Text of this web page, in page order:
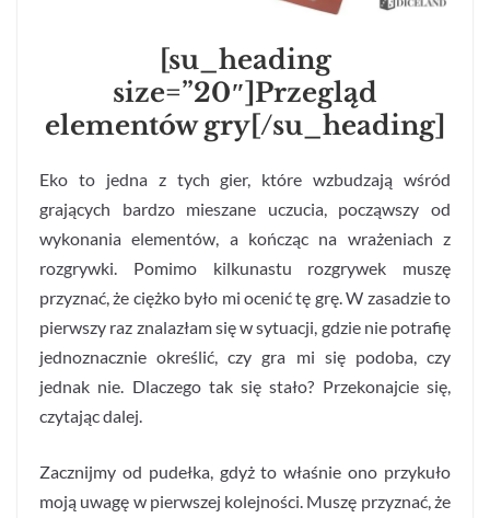
[su_heading
size=”20″]Przegląd
elementów gry[/su_heading]
Eko to jedna z tych gier, które wzbudzają wśród
grających bardzo mieszane uczucia, począwszy od
wykonania elementów, a kończąc na wrażeniach z
rozgrywki. Pomimo kilkunastu rozgrywek muszę
przyznać, że ciężko było mi ocenić tę grę. W zasadzie to
pierwszy raz znalazłam się w sytuacji, gdzie nie potrafię
jednoznacznie określić, czy gra mi się podoba, czy
jednak nie. Dlaczego tak się stało? Przekonajcie się,
czytając dalej.
Zacznijmy od pudełka, gdyż to właśnie ono przykuło
moją uwagę w pierwszej kolejności. Muszę przyznać, że